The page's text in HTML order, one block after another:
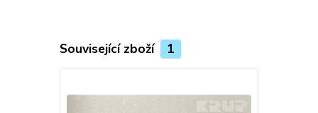
Související zboží 1